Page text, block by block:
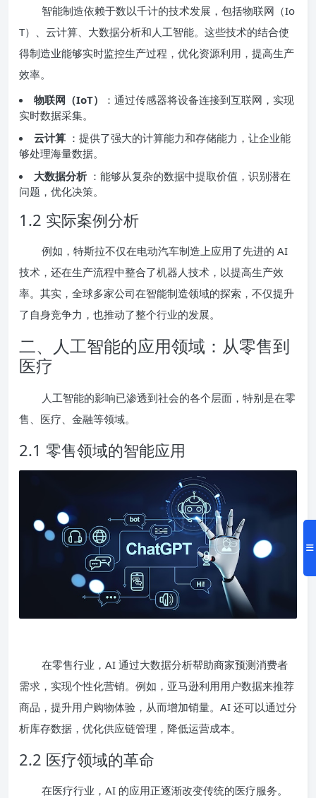
智能制造依赖于数以千计的技术发展，包括物联网（Io
T）、云计算、大数据分析和人工智能。这些技术的结合使
得制造业能够实时监控生产过程，优化资源利用，提高生产
效率。
物联网（IoT）
：通过传感器将设备连接到互联网，实现
实时数据采集。
云计算 ：提供了强大的计算能力和存储能力，让企业能
够处理海量数据。
大数据分析 ：能够从复杂的数据中提取价值，识别潜在
问题，优化决策。
1.2 实际案例分析
例如，特斯拉不仅在电动汽车制造上应用了先进的 AI
技术，还在生产流程中整合了机器人技术，以提高生产效
率。其实，全球多家公司在智能制造领域的探索，不仅提升
了自身竞争力，也推动了整个行业的发展。
二、人工智能的应用领域：从零售到
医疗
人工智能的影响已渗透到社会的各个层面，特别是在零
售、医疗、金融等领域。
2.1 零售领域的智能应用
在零售行业，AI 通过大数据分析帮助商家预测消费者
需求，实现个性化营销。例如，亚马逊利用用户数据来推荐
商品，提升用户购物体验，从而增加销量。AI 还可以通过分
析库存数据，优化供应链管理，降低运营成本。
2.2 医疗领域的革命
在医疗行业，AI 的应用正逐渐改变传统的医疗服务。